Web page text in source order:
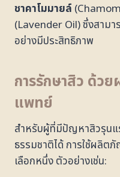
ชาคาโมมายล์
(Lavender Oil) ซึ่งสามา
อย่างมีประสิทธิภาพ
การรักษาสิว ด้ว
แพทย์
สำหรับผู้ที่มีปัญหาสิวรุนแ
ธรรมชาติได้ การใช้ผลิต
เลือกหนึ่ง ตัวอย่างเช่น: